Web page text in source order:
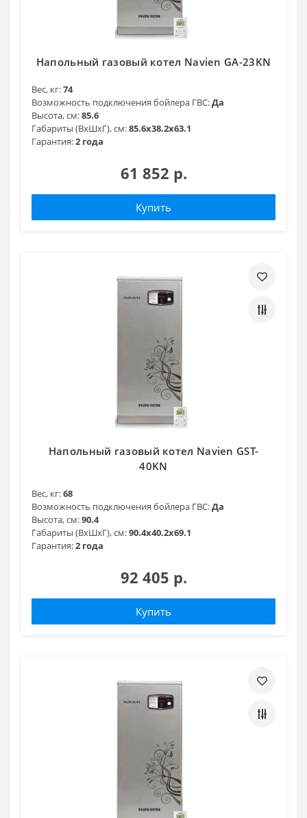
Напольный газовый котел Navien GA-23KN
Вес, кг:74
Возможность подключения бойлера ГВС:Да
Высота, см:85.6
Габариты (ВхШхГ), см:85.6x38.2x63.1
Гарантия:2 года
61 852 р.
Купить
Напольный газовый котел Navien GST-
40KN
Вес, кг:68
Возможность подключения бойлера ГВС:Да
Высота, см:90.4
Габариты (ВхШхГ), см:90.4x40.2x69.1
Гарантия:2 года
92 405 р.
Купить